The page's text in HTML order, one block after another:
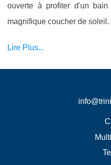
ouverte à profiter d'un
magnifique coucher de soleil.
Lire Plus...